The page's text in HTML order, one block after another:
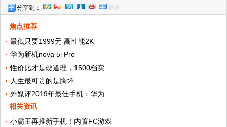
分享到： 更多
焦点推荐
最低只要1999元 高性能2K
华为新机nova 5i Pro
性价比才是硬道理，1500档实
人生最可贵的是胸怀
外媒评2019年最佳手机：华为
相关资讯
小霸王再推新手机！内置FC游戏